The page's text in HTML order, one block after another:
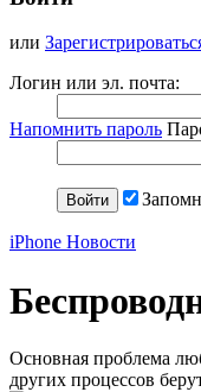
или
Логин или эл. почта:
Напомнить пароль
iPhone Новости
Основная проблема
других процессов